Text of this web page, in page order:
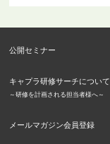
公開セミナー
キャプラ研修サーチについて
～研修を計画される担当者様へ～
メールマガジン会員登録